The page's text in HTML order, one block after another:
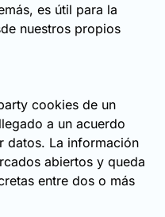
es útil para la
nuestros propios
cookies de un
a un acuerdo
datos. La información
abiertos y queda
entre dos o más